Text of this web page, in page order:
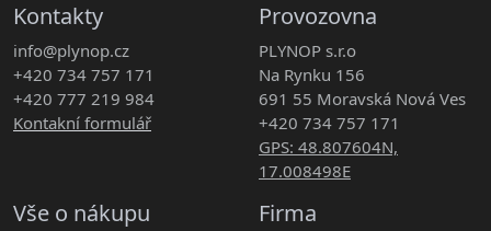
Kontakty
info@plynop.cz
+420 734 757 171
+420 777 219 984
Kontakní formulář
Provozovna
PLYNOP s.r.o
Na Rynku 156
691 55 Moravská Nová Ves
+420 734 757 171
GPS: 48.807604N,
17.008498E
Vše o nákupu Firma